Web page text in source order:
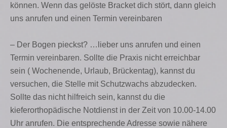
können. Wenn das gelöste Bracket dich stört, dann gleich
uns anrufen und einen Termin vereinbaren
– Der Bogen pieckst? …lieber uns anrufen und einen
Termin vereinbaren. Sollte die Praxis nicht erreichbar
sein ( Wochenende, Urlaub, Brückentag), kannst du
versuchen, die Stelle mit Schutzwachs abzudecken.
Sollte das nicht hilfreich sein, kannst du die
kieferorthopädische Notdienst in der Zeit von 10.00-14.00
Uhr anrufen. Die entsprechende Adresse sowie nähere